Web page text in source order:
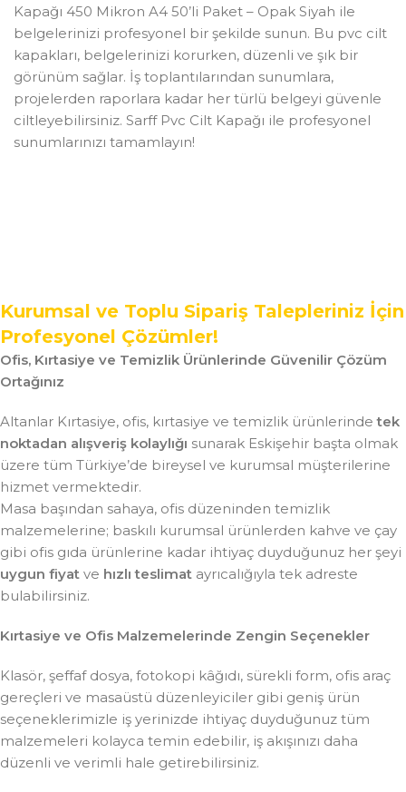
Kapağı 450 Mikron A4 50’li Paket – Opak Siyah ile
belgelerinizi profesyonel bir şekilde sunun. Bu pvc cilt
kapakları, belgelerinizi korurken, düzenli ve şık bir
görünüm sağlar. İş toplantılarından sunumlara,
projelerden raporlara kadar her türlü belgeyi güvenle
ciltleyebilirsiniz. Sarff Pvc Cilt Kapağı ile profesyonel
sunumlarınızı tamamlayın!
Kurumsal ve Toplu Sipariş Talepleriniz İçin
Profesyonel Çözümler!
Ofis, Kırtasiye ve Temizlik Ürünlerinde Güvenilir Çözüm
Ortağınız
Altanlar Kırtasiye, ofis, kırtasiye ve temizlik ürünlerindetek
noktadan alışveriş kolaylığı sunarak Eskişehir başta olmak
üzere tüm Türkiye’de bireysel ve kurumsal müşterilerine
hizmet vermektedir.
Masa başından sahaya, ofis düzeninden temizlik
malzemelerine; baskılı kurumsal ürünlerden kahve ve çay
gibi ofis gıda ürünlerine kadar ihtiyaç duyduğunuz her şeyi
uygun fiyat ve hızlı teslimat ayrıcalığıyla tek adreste
bulabilirsiniz.
Kırtasiye ve Ofis Malzemelerinde Zengin Seçenekler
Klasör, şeffaf dosya, fotokopi kâğıdı, sürekli form, ofis araç
gereçleri ve masaüstü düzenleyiciler gibi geniş ürün
seçeneklerimizle iş yerinizde ihtiyaç duyduğunuz tüm
malzemeleri kolayca temin edebilir, iş akışınızı daha
düzenli ve verimli hale getirebilirsiniz.